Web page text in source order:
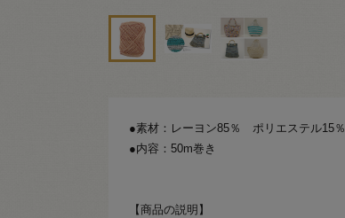
●素材：レーヨン85％ ポリエステル15％
●内容：50m巻き
【商品の説明】